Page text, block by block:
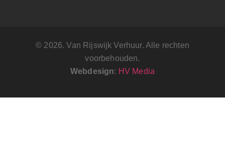
© 2026. Van Rijswijk Verhuur. Alle rechten
voorbehouden.
Webdesign: HV Media